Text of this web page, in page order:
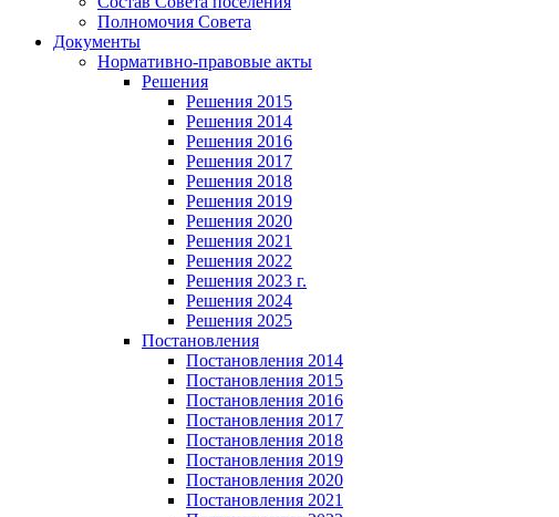
Полномочия Совета
Документы
Нормативно-правовые акты
Решения
Решения 2015
Решения 2014
Решения 2016
Решения 2017
Решения 2018
Решения 2019
Решения 2020
Решения 2021
Решения 2022
Решения 2023 г.
Решения 2024
Решения 2025
Постановления
Постановления 2014
Постановления 2015
Постановления 2016
Постановления 2017
Постановления 2018
Постановления 2019
Постановления 2020
Постановления 2021